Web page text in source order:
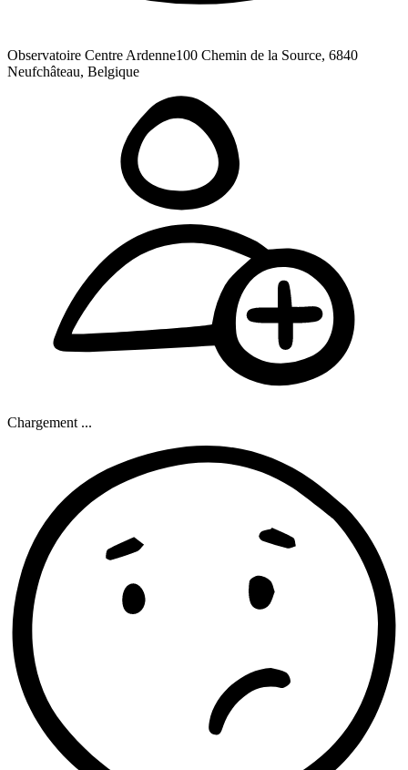
Observatoire Centre Ardenne100 Chemin de la Source, 6840
Neufchâteau, Belgique
Chargement ...